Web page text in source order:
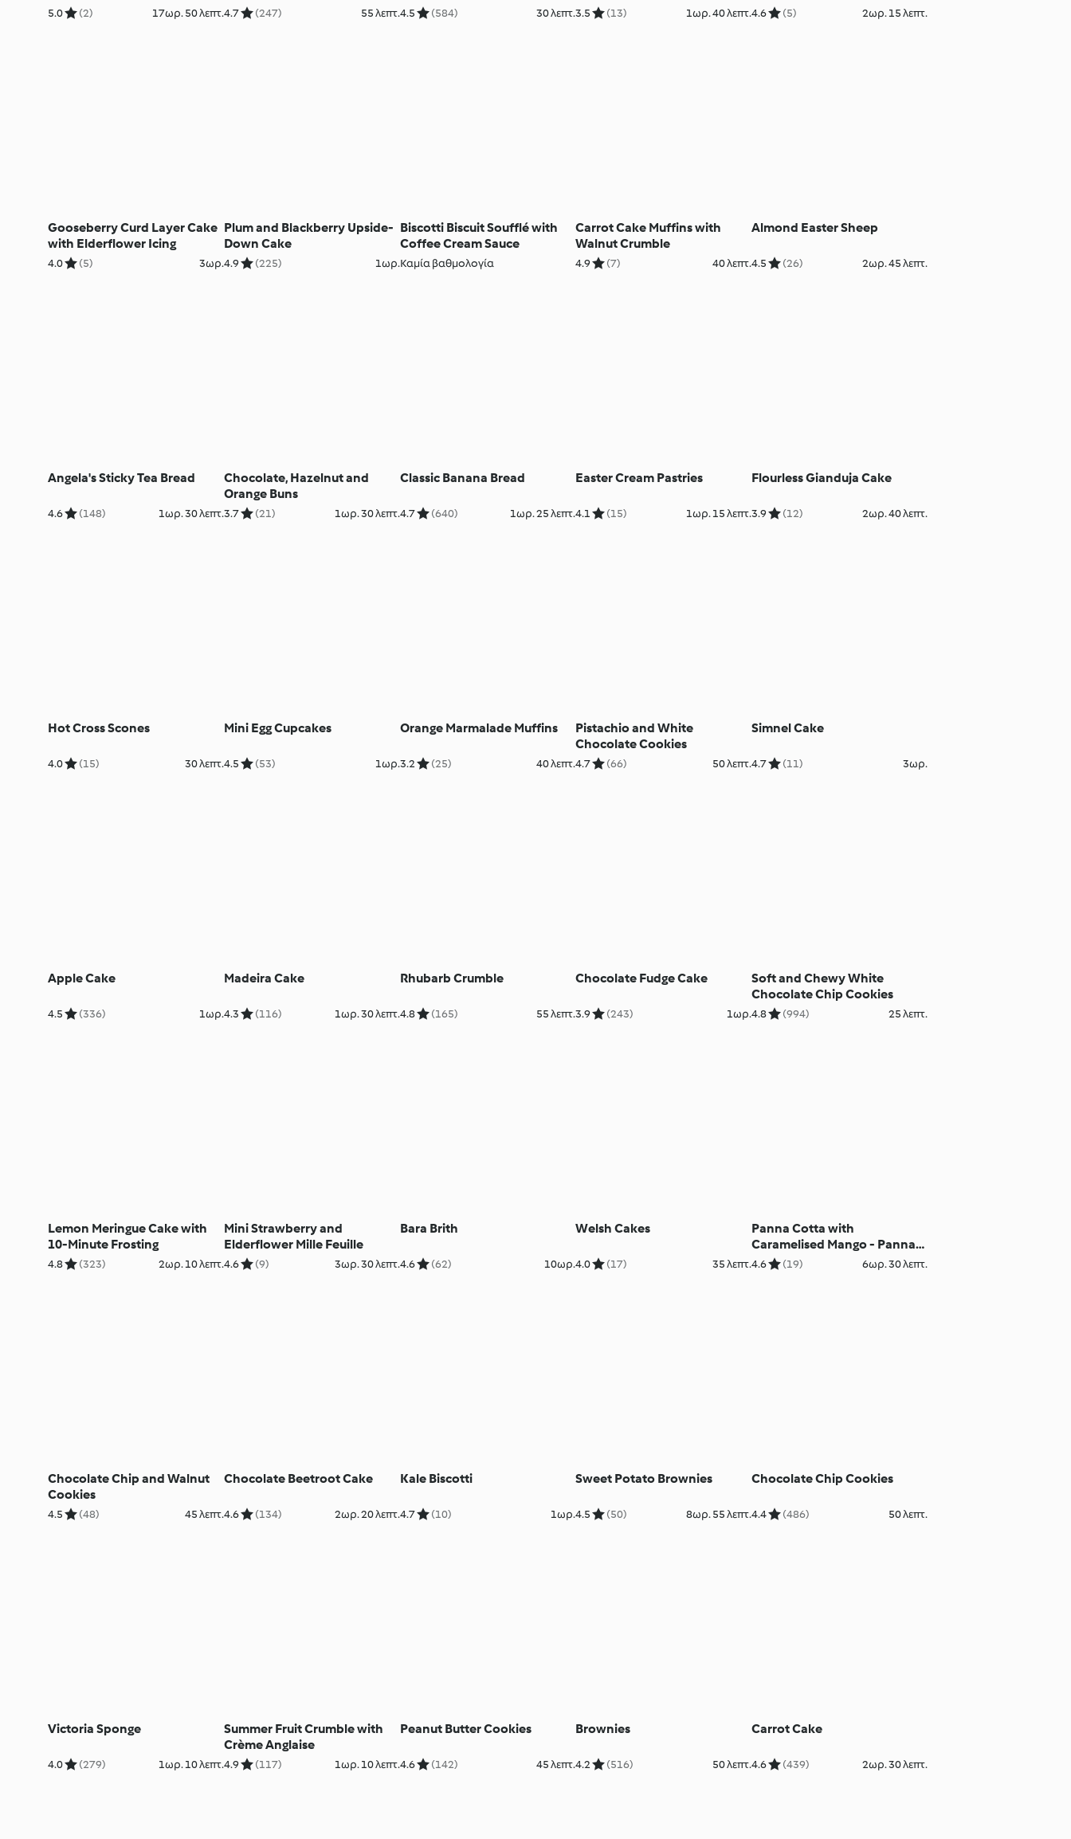
5.0 (2) 17ωρ. 50 λεπτ.4.7 (247) 55 λεπτ.4.5 (584) 30 λεπτ.3.5 (13) 1ωρ. 40 λεπτ.4.6 (5) 2ωρ. 15 λεπτ.
Gooseberry Curd Layer Cake
with Elderflower Icing
4.0 (5) 3ωρ.
Plum and Blackberry Upside-
Down Cake
4.9 (225) 1ωρ.
Biscotti Biscuit Soufflé with
Coffee Cream Sauce
Καμία βαθμολογία
Carrot Cake Muffins with
Walnut Crumble
4.9 (7) 40 λεπτ.
Almond Easter Sheep
4.5 (26) 2ωρ. 45 λεπτ.
Angela's Sticky Tea Bread
4.6 (148) 1ωρ. 30 λεπτ.
Chocolate, Hazelnut and
Orange Buns
3.7 (21) 1ωρ. 30 λεπτ.
Classic Banana Bread
4.7 (640) 1ωρ. 25 λεπτ.
Easter Cream Pastries
4.1 (15) 1ωρ. 15 λεπτ.
Flourless Gianduja Cake
3.9 (12) 2ωρ. 40 λεπτ.
Hot Cross Scones
4.0 (15) 30 λεπτ.
Mini Egg Cupcakes
4.5 (53) 1ωρ.
Orange Marmalade Muffins
3.2 (25) 40 λεπτ.
Pistachio and White
Chocolate Cookies
4.7 (66) 50 λεπτ.
Simnel Cake
4.7 (11) 3ωρ.
Apple Cake
4.5 (336) 1ωρ.
Madeira Cake
4.3 (116) 1ωρ. 30 λεπτ.
Rhubarb Crumble
4.8 (165) 55 λεπτ.
Chocolate Fudge Cake
3.9 (243) 1ωρ.
Soft and Chewy White
Chocolate Chip Cookies
4.8 (994) 25 λεπτ.
Lemon Meringue Cake with
10-Minute Frosting
4.8 (323) 2ωρ. 10 λεπτ.
Mini Strawberry and
Elderflower Mille Feuille
4.6 (9) 3ωρ. 30 λεπτ.
Bara Brith
4.6 (62) 10ωρ.
Welsh Cakes
4.0 (17) 35 λεπτ.
Panna Cotta with
Caramelised Mango - Panna
cotta con mango caramellato
4.6 (19) 6ωρ. 30 λεπτ.
Chocolate Chip and Walnut
Cookies
4.5 (48) 45 λεπτ.
Chocolate Beetroot Cake
4.6 (134) 2ωρ. 20 λεπτ.
Kale Biscotti
4.7 (10) 1ωρ.
Sweet Potato Brownies
4.5 (50) 8ωρ. 55 λεπτ.
Chocolate Chip Cookies
4.4 (486) 50 λεπτ.
Victoria Sponge
4.0 (279) 1ωρ. 10 λεπτ.
Summer Fruit Crumble with
Crème Anglaise
4.9 (117) 1ωρ. 10 λεπτ.
Peanut Butter Cookies
4.6 (142) 45 λεπτ.
Brownies
4.2 (516) 50 λεπτ.
Carrot Cake
4.6 (439) 2ωρ. 30 λεπτ.